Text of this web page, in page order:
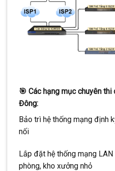
🎯 Các hạng mục chuyên
Đông:
Bảo trì hệ thống mạng định
nối
Lắp đặt hệ thống mạng
phòng, kho xưởng nhỏ